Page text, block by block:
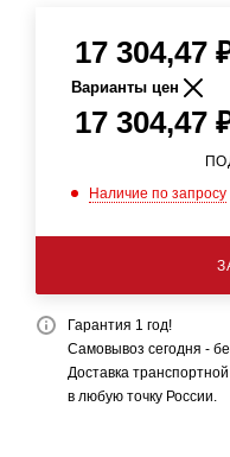
17 304,47
Варианты цен
17 304,47
Наличие по запросу
Гарантия 1 год!
Самовывоз сегодня -
Доставка
в любую точку России.